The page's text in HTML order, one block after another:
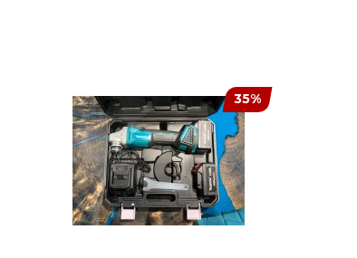
35%